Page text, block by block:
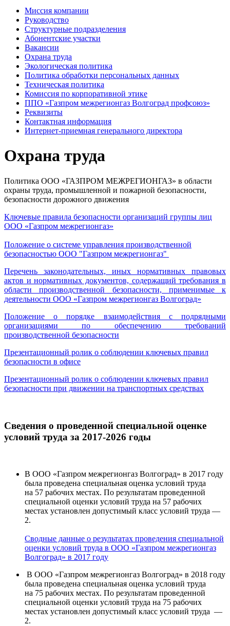
Миссия компании
Руководство
Структурные подразделения
Абонентские участки
Вакансии
Охрана труда
Экологическая политика
Политика обработки персональных данных
Техническая политика
Комиссия по корпоративной этике
ППО «Газпром межрегионгаз Волгоград профсоюз»
Реквизиты
Контактная информация
Интернет-приемная генерального директора
Охрана труда
Политика ООО «ГАЗПРОМ МЕЖРЕГИОНГАЗ» в области
охраны труда, промышленной и пожарной безопасности,
безопасности дорожного движения
Ключевые правила безопасности организаций группы лиц
ООО «Газпром межрегионгаз»
Положение о системе управления производственной
безопасностью ООО "Газпром межрегионгаз"
Перечень законодательных, иных нормативных правовых
актов и нормативных документов, содержащий требования в
области производственной безопасности, применимые к
деятельности ООО «Газпром межрегионгаз Волгоград»
Положение о порядке взаимодействия с подрядными
организациями по обеспечению требований
производственной безопасности
Презентационный ролик о соблюдении ключевых правил
безопасности в офисе
Презентационный ролик о соблюдении ключевых правил
безопасности при движении на транспортных средствах
Сведения о проведенной специальной оценке
условий труда за 2017-2026 годы
В ООО «Газпром межрегионгаз Волгоград» в 2017 году
была проведена специальная оценка условий труда
на 57 рабочих местах. По результатам проведенной
специальной оценки условий труда на 57 рабочих
местах установлен допустимый класс условий труда —
2.
Сводные данные о результатах проведения специальной
оценки условий труда в ООО «Газпром межрегионгаз
Волгоград» в 2017 году
В ООО «Газпром межрегионгаз Волгоград» в 2018 году
была проведена специальная оценка условий труда
на 75 рабочих местах. По результатам проведенной
специальной оценки условий труда на 75 рабочих
местах установлен допустимый класс условий труда —
2.